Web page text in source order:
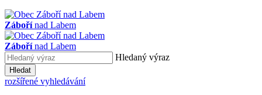
Zábořínad Labem
Zábořínad Labem
Hledaný výraz
Hledat
rozšířené vyhledávání